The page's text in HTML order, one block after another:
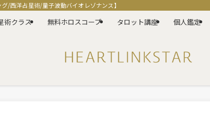
/西洋占星術/量子波動バイオレゾナンス】
術クラス 無料ホロスコープ タロット講座 個人鑑定